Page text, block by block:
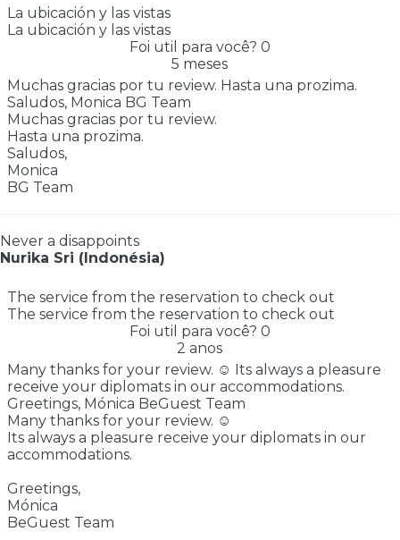
La ubicación y las vistas
La ubicación y las vistas
Foi util para você? 0
5 meses
Muchas gracias por tu review. Hasta una prozima.
Saludos, Monica BG Team
Muchas gracias por tu review.
Hasta una prozima.
Saludos,
Monica
BG Team
Never a disappoints
Nurika Sri (Indonésia)
The service from the reservation to check out
The service from the reservation to check out
Foi util para você? 0
2 anos
Many thanks for your review. ☺️ Its always a pleasure
receive your diplomats in our accommodations.
Greetings, Mónica BeGuest Team
Many thanks for your review. ☺️
Its always a pleasure receive your diplomats in our
accommodations.
Greetings,
Mónica
BeGuest Team